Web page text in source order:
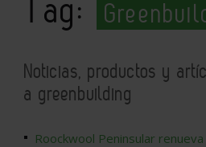
Tag:
Noticias, productos y
a greenbuilding
Roockwool Peninsular